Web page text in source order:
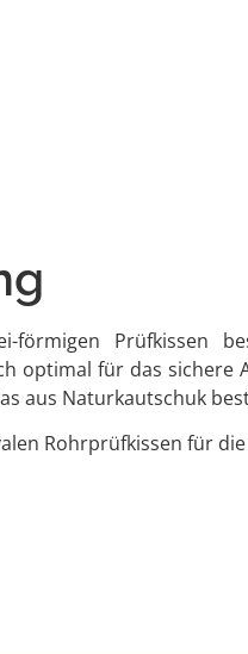
förmigen Prüfkissen
optimal für das
aus Naturkautschuk
Rohrprüfkissen für